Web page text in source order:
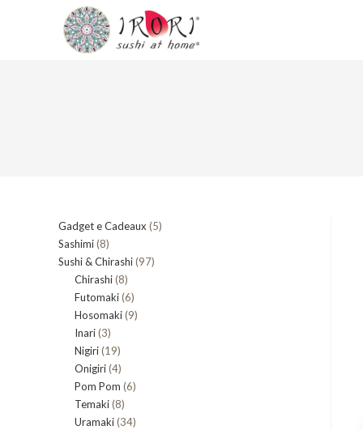
Gadget e Cadeaux 55
Sashimi 88
prodotti
Sushi & Chirashi 9797
Chirashi 88
prodotti
Futomaki 66
prodotti
Hosomaki 99
Inari 33
prodotti
Nigiri 1919
prodotti
Onigiri 44
prodotti
Pom Pom 66
Temaki 88
prodotti
Uramaki 3434